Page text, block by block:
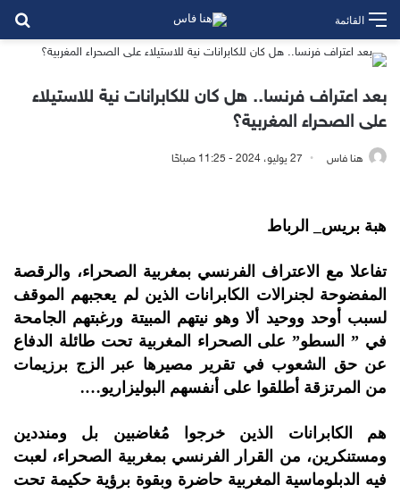
القائمة
بعد اعتراف فرنسا.. هل كان للكابرانات نية للاستيلاء
على الصحراء المغربية؟
هنا فاس 27 يوليو، 2024 - 11:25 صباحًا
هبة بريس_ الرباط
تفاعلا مع الاعتراف الفرنسي بمغربية الصحراء، والرقصة
المفضوحة لجنرالات الكابرانات الذين لم يعجبهم الموقف
لسبب أوحد ووحيد ألا وهو نيتهم المبيتة ورغبتهم الجامحة
في ” السطو” على الصحراء المغربية تحت طائلة الدفاع
عن حق الشعوب في تقرير مصيرها عبر الزج برزيمات
من المرتزقة أطلقوا على أنفسهم البوليزاريو….
هم الكابرانات الذين خرجوا مُغاضبين بل ومنددين
ومستنكرين، من القرار الفرنسي بمغربية الصحراء، لعبت
فيه الدبلوماسية المغربية حاضرة وبقوة برؤية حكيمة تحت